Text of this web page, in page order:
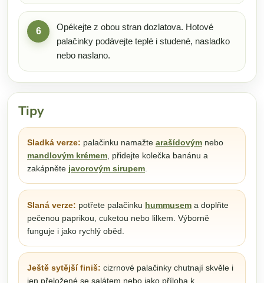
6
Opékejte z obou stran dozlatova. Hotové
palačinky podávejte teplé i studené, nasladko
nebo naslano.
Tipy
Sladká verze: palačinku namažte arašídovým nebo
mandlovým krémem , přidejte kolečka banánu a
zakápněte javorovým sirupem
Slaná verze: potřete palačinku hummusem a doplňte
pečenou paprikou, cuketou nebo lilkem. Výborně
funguje i jako rychlý oběd.
Ještě sytější finiš: cizrnové palačinky chutnají skvěle i
jen přeložené se salátem nebo jako příloha k